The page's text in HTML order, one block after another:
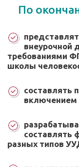
По
внеурочной
требованиями
школы
составлять
включением
составлять
разных типов